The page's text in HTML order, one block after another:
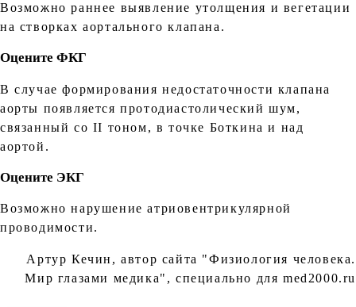
Возможно раннее выявление утолщения и вегетации
на створках аортального клапана.
Оцените ФКГ
В случае формирования недостаточности клапана
аорты появляется протодиастолический шум,
связанный со II тоном, в точке Боткина и над
аортой.
Оцените ЭКГ
Возможно нарушение атриовентрикулярной
проводимости.
Артур Кечин, автор сайта "Физиология человека.
Мир глазами медика", специально для med2000.ru